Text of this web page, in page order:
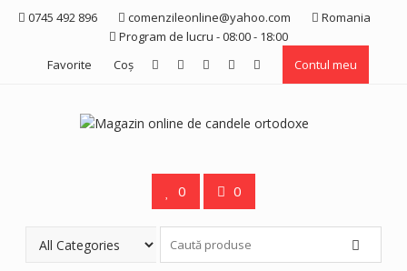
Skip 0745 492 896 comenzileonline@yahoo.com
Romania
Program de lucru - 08:00 - 18:00
Favorite
Coş Contul meu
0 0